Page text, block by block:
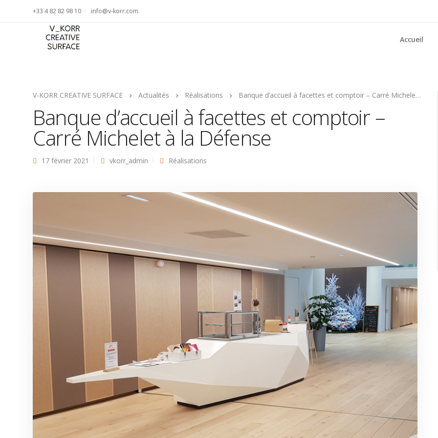
+33 4 82 82 98 10 info@v-korr.com
Accueil
V-KORR CREATIVE SURFACE Actualités Réalisations Banque d’accueil à facettes et comptoir – Carré Michelet à la Défense
Banque d’accueil à facettes et comptoir –
Carré Michelet à la Défense
17 février 2021 vkorr_admin Réalisations